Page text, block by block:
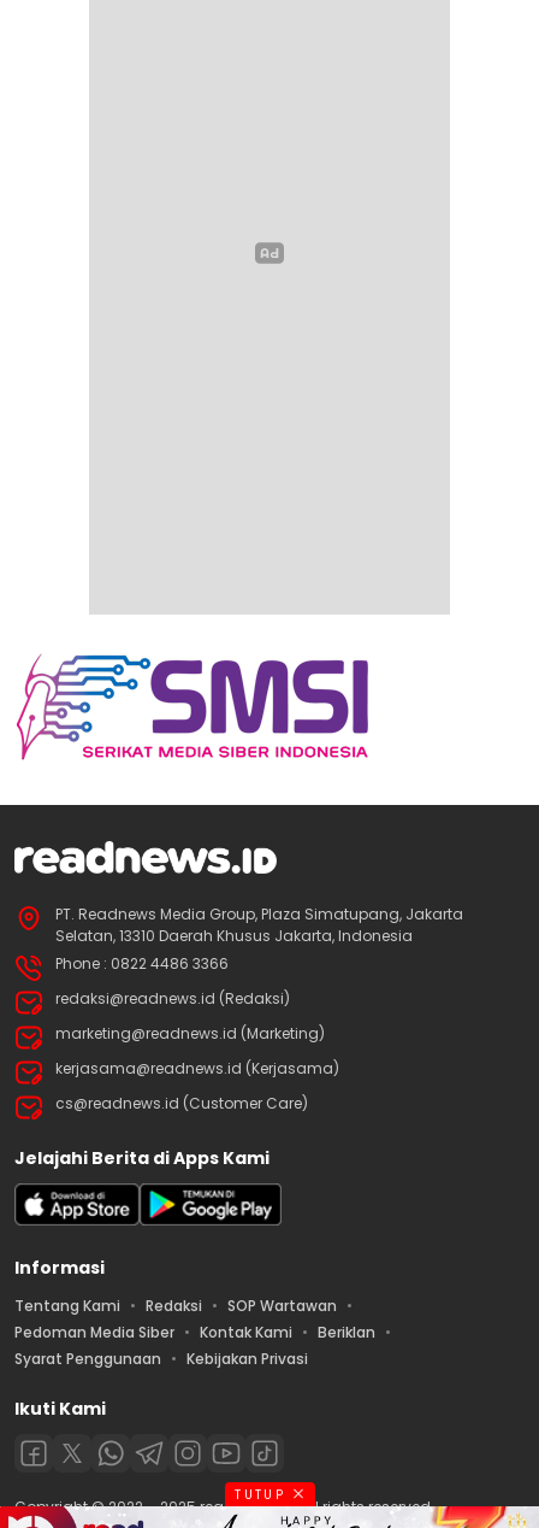
PT. Readnews Media Group, Plaza Simatupang, Jakarta
Selatan, 13310 Daerah Khusus Jakarta, Indonesia
Phone : 0822 4486 3366
redaksi@readnews.id (Redaksi)
marketing@readnews.id (Marketing)
kerjasama@readnews.id (Kerjasama)
cs@readnews.id (Customer Care)
Jelajahi Berita di Apps Kami
Informasi
Tentang Kami Redaksi
SOP Wartawan
Pedoman Media Siber
Kontak Kami
Beriklan
Syarat Penggunaan
Kebijakan Privasi
Ikuti Kami
Copyright © 2022 – 2025 readnews.id | All rights reserved.
TUTUP